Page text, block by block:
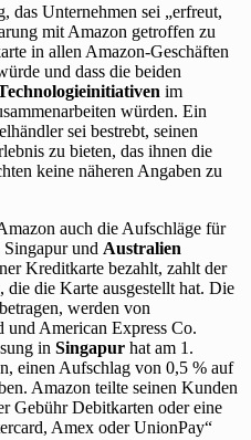
das Unternehmen sei „erfreut,
mit Amazon getroffen zu
in allen Amazon-Geschäften
und dass die beiden
im
würden. Ein
sei bestrebt, seinen
zu bieten, das ihnen die
keine näheren Angaben zu
auch die Aufschläge für
und Australien
Kreditkarte bezahlt, zahlt der
die Karte ausgestellt hat. Die
werden von
und American Express Co.
in Singapur hat am 1.
einen Aufschlag von 0,5 % auf
Amazon teilte seinen Kunden
Gebühr Debitkarten oder eine
Amex oder UnionPay“